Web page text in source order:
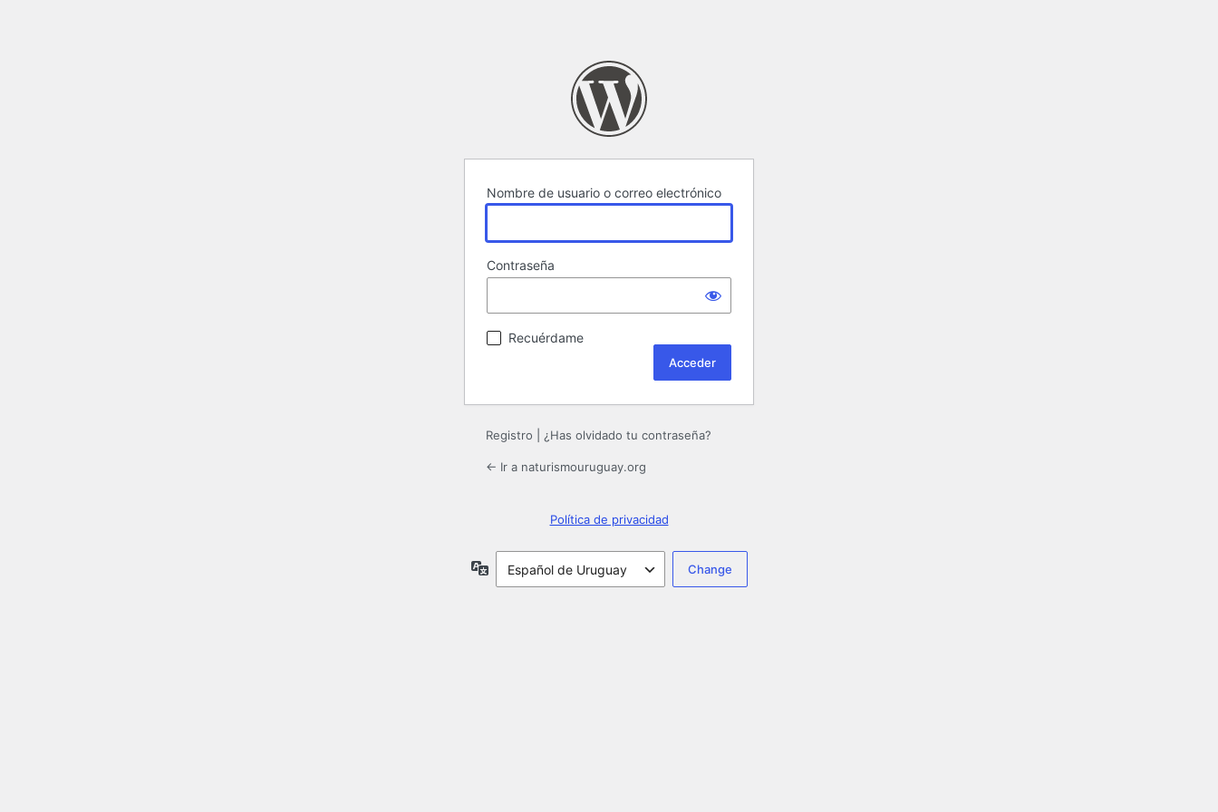
Nombre de usuario o correo electrónico
Contraseña
Recuérdame
Registro ¿Has olvidado tu contraseña?
← Ir a naturismouruguay.org
Política de privacidad
Idioma